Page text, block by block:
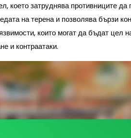
което затруднява противниците
на терена и позволява бързи
които могат да бъдат цел
и контраатаки.